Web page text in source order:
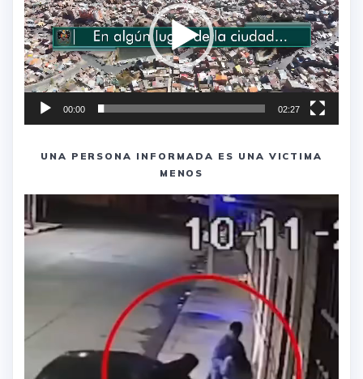
00:00 02:27
UNA PERSONA INFORMADA ES UNA VICTIMA
MENOS
Reproductor
de
vídeo